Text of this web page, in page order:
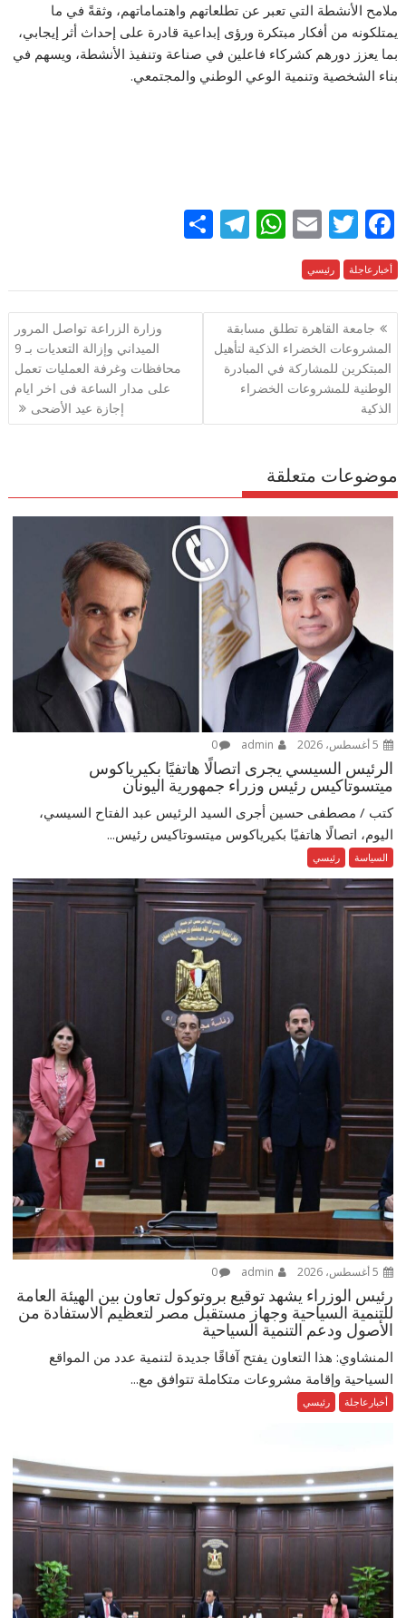
ملامح الأنشطة التي تعبر عن تطلعاتهم واهتماماتهم، وثقةً في ما
يمتلكونه من أفكار مبتكرة ورؤى إبداعية قادرة على إحداث أثر إيجابي،
بما يعزز دورهم كشركاء فاعلين في صناعة وتنفيذ الأنشطة، ويسهم في
بناء الشخصية وتنمية الوعي الوطني والمجتمعي.
F
ac
e
b
o
o
k
T
w
itt
er
E
ai
l
W
at
s
A
p
p
T
e
gr
ar
e
أخبارعاجلة رئيسي
تصفّح
المقالات
جامعة القاهرة تطلق مسابقة
المشروعات الخضراء الذكية لتأهيل
المبتكرين للمشاركة في المبادرة
الوطنية للمشروعات الخضراء
الذكية
وزارة الزراعة تواصل المرور
الميداني وإزالة التعديات بـ 9
محافظات وغرفة العمليات تعمل
على مدار الساعة فى اخر ايام
إجازة عيد الأضحى
موضوعات متعلقة
0
الرئيس السيسي يجرى اتصالًا هاتفيًا بكيرياكوس
ميتسوتاكيس رئيس وزراء جمهورية اليونان
كتب / مصطفى حسين أجرى السيد الرئيس عبد الفتاح السيسي،
اليوم، اتصالًا هاتفيًا بكيرياكوس ميتسوتاكيس رئيس...
السياسة رئيسي
0
رئيس الوزراء يشهد توقيع بروتوكول تعاون بين الهيئة العامة
للتنمية السياحية وجهاز مستقبل مصر لتعظيم الاستفادة من
الأصول ودعم التنمية السياحية
المنشاوي: هذا التعاون يفتح آفاقًا جديدة لتنمية عدد من المواقع
السياحية وإقامة مشروعات متكاملة تتوافق مع...
أخبارعاجلة رئيسي